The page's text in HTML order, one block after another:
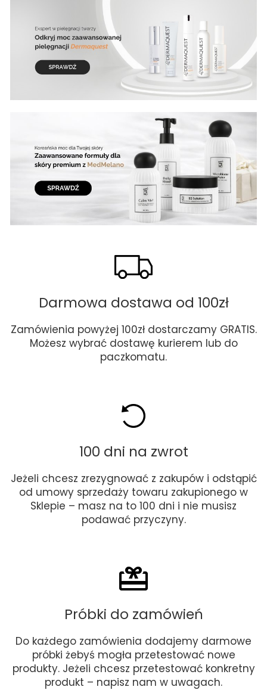
Darmowa dostawa od 100zł
Zamówienia powyżej 100zł dostarczamy GRATIS.
Możesz wybrać dostawę kurierem lub do
paczkomatu.
100 dni na zwrot
Jeżeli chcesz zrezygnować z zakupów i odstąpić
od umowy sprzedaży towaru zakupionego w
Sklepie – masz na to 100 dni i nie musisz
podawać przyczyny.
Próbki do zamówień
Do każdego zamówienia dodajemy darmowe
próbki żebyś mogła przetestować nowe
produkty. Jeżeli chcesz przetestować konkretny
produkt – napisz nam w uwagach.